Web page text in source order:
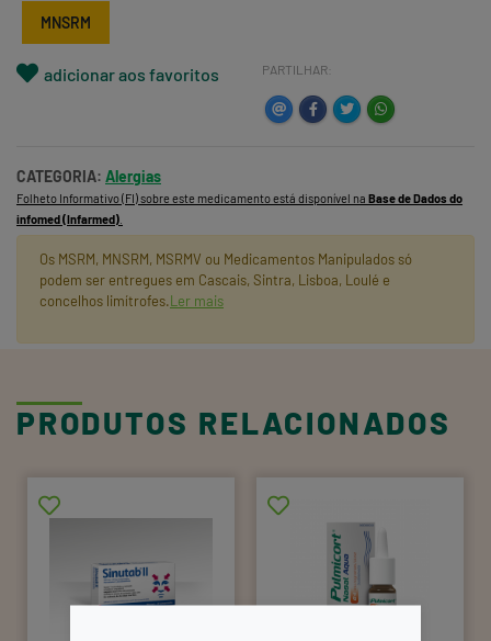
MNSRM
adicionar aos favoritos PARTILHAR:
CATEGORIA: Alergias
Folheto Informativo (FI) sobre este medicamento está disponível na Base de Dados do
infomed (Infarmed)
Os MSRM, MNSRM, MSRMV ou Medicamentos Manipulados só
podem ser entregues em Cascais, Sintra, Lisboa, Loulé e
concelhos limítrofes.Ler mais
PRODUTOS RELACIONADOS